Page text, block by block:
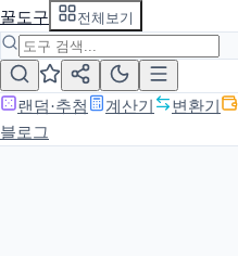
꿀도구 전체보기
랜덤·추첨 계산기 변환기
블로그